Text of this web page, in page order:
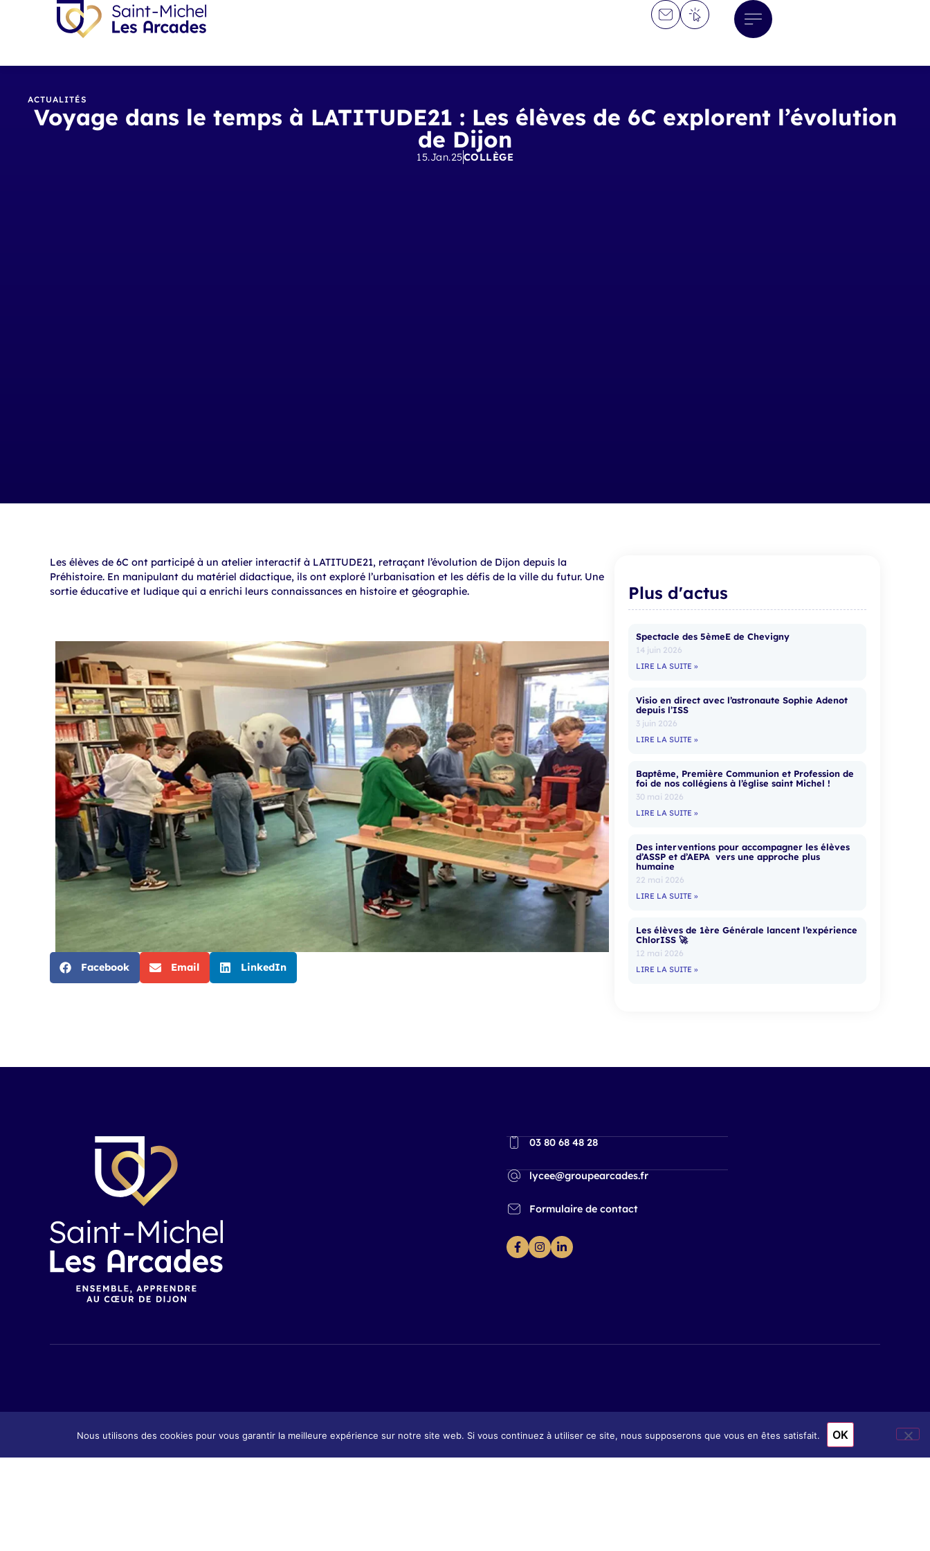
ACTUALITÉS
Voyage dans le temps à LATITUDE21 : Les élèves de 6C explorent l’évolution
de Dijon
15.Jan.25COLLÈGE
Les élèves de 6C ont participé à un atelier interactif à LATITUDE21, retraçant l’évolution de Dijon depuis la
Préhistoire. En manipulant du matériel didactique, ils ont exploré l’urbanisation et les défis de la ville du futur. Une
sortie éducative et ludique qui a enrichi leurs connaissances en histoire et géographie.
Facebook Email LinkedIn
Plus d'actus
Spectacle des 5èmeE de Chevigny
14 juin 2026
LIRE LA SUITE »
Visio en direct avec l’astronaute Sophie Adenot
depuis l’ISS
3 juin 2026
LIRE LA SUITE »
Baptême, Première Communion et Profession de
foi de nos collégiens à l’église saint Michel !
30 mai 2026
LIRE LA SUITE »
Des interventions pour accompagner les élèves
d’ASSP et d’AEPA vers une approche plus
humaine
22 mai 2026
LIRE LA SUITE »
Les élèves de 1ère Générale lancent l’expérience
ChlorISS 🚀
12 mai 2026
LIRE LA SUITE »
03 80 68 48 28
lycee@groupearcades.fr
Formulaire de contact
Nous utilisons des cookies pour vous garantir la meilleure expérience sur notre site web. Si vous continuez à utiliser ce site, nous supposerons que vous en êtes satisfait. OK